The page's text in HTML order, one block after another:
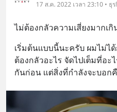
17 ส.ค. 2022 เวลา 23:10 • ธุร
ไม่ต้องกลัวความเสี่ยงมากเกิ
เริ่มต้นแบบนี้นะครับ ผมไม่ได้
ต้องกลัวอะไร จัดไปเต็มที่อะ
กันก่อน แต่สิ่งที่กำลังจะบอก